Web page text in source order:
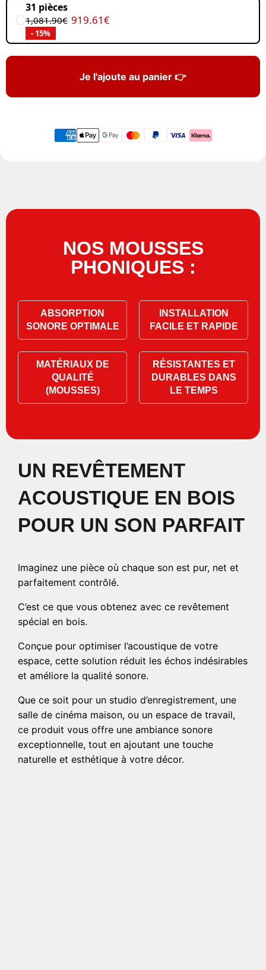
31 pièces
1,081.90€ 919.61€
- 15%
Je l'ajoute au panier 👉
NOS MOUSSES
PHONIQUES :
ABSORPTION
SONORE OPTIMALE
INSTALLATION
FACILE ET RAPIDE
MATÉRIAUX DE
QUALITÉ
(MOUSSES)
RÉSISTANTES ET
DURABLES DANS
LE TEMPS
UN REVÊTEMENT
ACOUSTIQUE EN BOIS
POUR UN SON PARFAIT
Imaginez une pièce où chaque son est pur, net et
parfaitement contrôlé.
C’est ce que vous obtenez avec ce revêtement
spécial en bois.
Conçue pour optimiser l’acoustique de votre
espace, cette solution réduit les échos indésirables
et améliore la qualité sonore.
Que ce soit pour un studio d’enregistrement, une
salle de cinéma maison, ou un espace de travail,
ce produit vous offre une ambiance sonore
exceptionnelle, tout en ajoutant une touche
naturelle et esthétique à votre décor.